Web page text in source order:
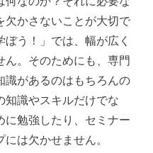
欠かさないことが大切で
う！」では、幅が広く
ん。そのためにも、専門
識があるのはもちろんの
知識やスキルだけでな
に勉強したり、セミナー
は欠かせません。